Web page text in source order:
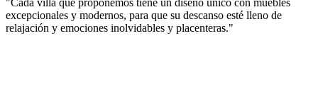
excepcionales y modernos, para que su descanso esté lleno de
relajación y emociones inolvidables y placenteras."